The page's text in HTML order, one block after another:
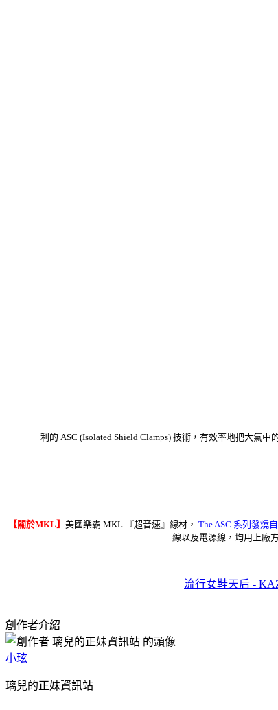
利的 ASC (Isolated Shield Clamps) 技術，有效率地把大氣
【關於MKL】 美國樂霸 MKL 『超音速』線材， The ASC 系列發燒
線以及電源線，均用上廠
流行女鞋天后 -
創作者介紹
小玹
璃兒的正妹資訊站